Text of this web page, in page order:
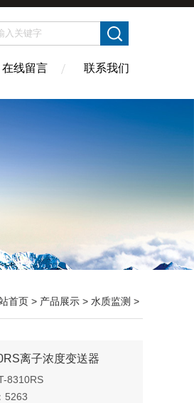
在线留言 联系我们
首页 > 产品展示 > 水质监测 >
离子浓度变送器
8310RS
5263